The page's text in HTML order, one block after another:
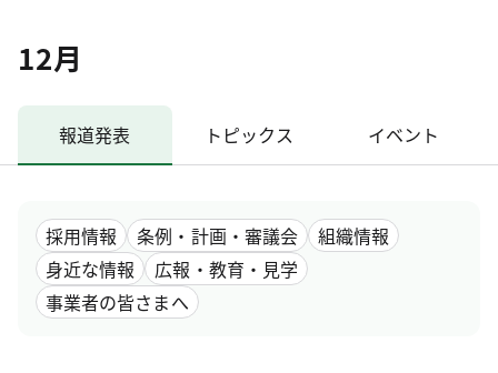
12月
報道発表 トピックス イベント
採用情報 条例・計画・審議会
組織情報
身近な情報
広報・教育・見学
事業者の皆さまへ